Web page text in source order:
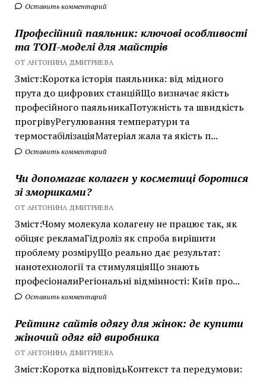
Оставить комментарий
Професійний паяльник: ключові особливості
та ТОП-моделі для майстрів
ОТ АНТОНИНА ДМИТРИЕВА
Зміст:Коротка історія паяльника: від мідного
прута до цифрових станційЩо визначає якість
професійного паяльникаПотужність та швидкість
прогрівуРегулювання температури та
термостабілізаціяМатеріал жала та якість п...
Оставить комментарий
Чи допомагає колаген у косметиці боротися
зі зморшками?
ОТ АНТОНИНА ДМИТРИЕВА
Зміст:Чому молекула колагену не працює так, як
обіцяє рекламаГідроліз як спроба вирішити
проблему розміруЩо реально дає результат:
нанотехнології та стимуляціяЩо знають
професіоналиРегіональні відмінності: Київ про...
Оставить комментарий
Рейтинг сайтів одягу для жінок: де купити
жіночий одяг від виробника
ОТ АНТОНИНА ДМИТРИЕВА
Зміст:Коротка відповідьКонтекст та передумови: